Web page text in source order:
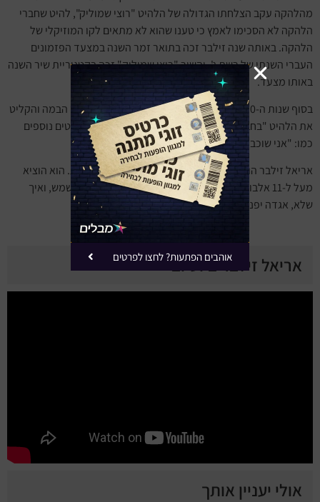
מהלהקה עקב הצלחתו הגדולה של הלהיט "רוצי שמוליק", להיט שחברי
הלהקה לא הסכימו לאמץ כי טענו שהוא לא מתאים לקו המוזיקלי של
הלהקה. באותה שנה זילבר זכה בתואר זמר השנה במצעד הפזמונים
העברי השנתי של רשת ג', והשיר "רוצי שמוליק" זכה בקטגוריית שיר השנה
באותו מצעד.
בסוף שנות ה-70 פרש ממוזיקה, אך בשנת 1984 שב למרכז הבמה והקליט
את הלהיט "בחברה להגנת הטבע". באותה שנה הקליט להיטים נוספים
כמו: "אני שוכב לי על הגב" ו"התמהוני".
אריאל זילבר הוא בין היוצרים החשובים בתרבות הישראלית. הוא הוציא
מעל ל-11 אלבומים, הכוללים להיטים אייקוניים כמו: שמש שמש, ואיך
שלא, אגדה יפנית, בטי בם, מישהו ועוד.
אריאל זילבר ביוטיוב
אולי יעניין אותך
אוהבים הפתעות? לחצו לפרטים